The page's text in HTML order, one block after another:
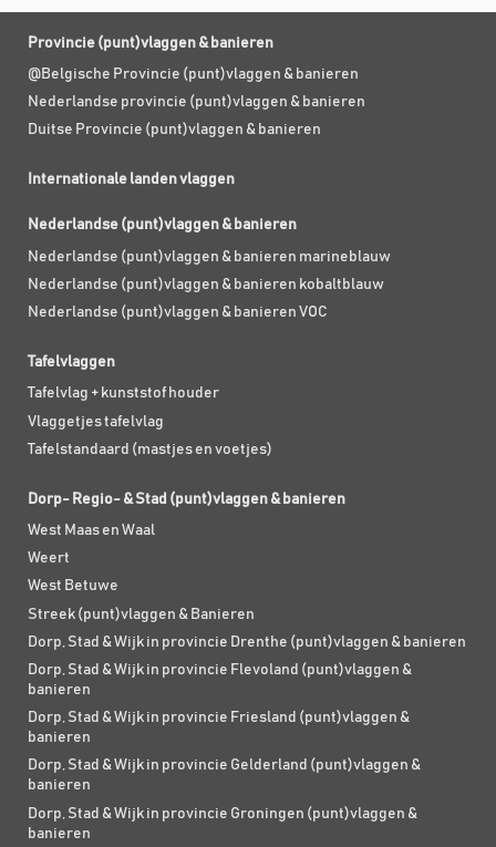
Provincie (punt)vlaggen & banieren
@Belgische Provincie (punt)vlaggen & banieren
Nederlandse provincie (punt)vlaggen & banieren
Duitse Provincie (punt)vlaggen & banieren
Internationale landen vlaggen
Nederlandse (punt)vlaggen & banieren
Nederlandse (punt)vlaggen & banieren marineblauw
Nederlandse (punt)vlaggen & banieren kobaltblauw
Nederlandse (punt)vlaggen & banieren VOC
Tafelvlaggen
Tafelvlag + kunststof houder
Vlaggetjes tafelvlag
Tafelstandaard (mastjes en voetjes)
Dorp- Regio- & Stad (punt)vlaggen & banieren
West Maas en Waal
Weert
West Betuwe
Streek (punt)vlaggen & Banieren
Dorp, Stad & Wijk in provincie Drenthe (punt)vlaggen & banieren
Dorp, Stad & Wijk in provincie Flevoland (punt)vlaggen &
banieren
Dorp, Stad & Wijk in provincie Friesland (punt)vlaggen &
banieren
Dorp, Stad & Wijk in provincie Gelderland (punt)vlaggen &
banieren
Dorp, Stad & Wijk in provincie Groningen (punt)vlaggen &
banieren